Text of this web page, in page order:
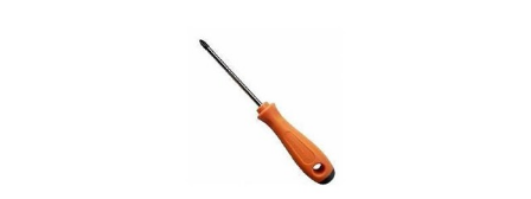
Alicate Bico Reto - Cod 02804
Alicate Bico Reto para Anéis Internos - Cod 00892
Alicate Bico Reto Tipo Telefone - Cod 02911